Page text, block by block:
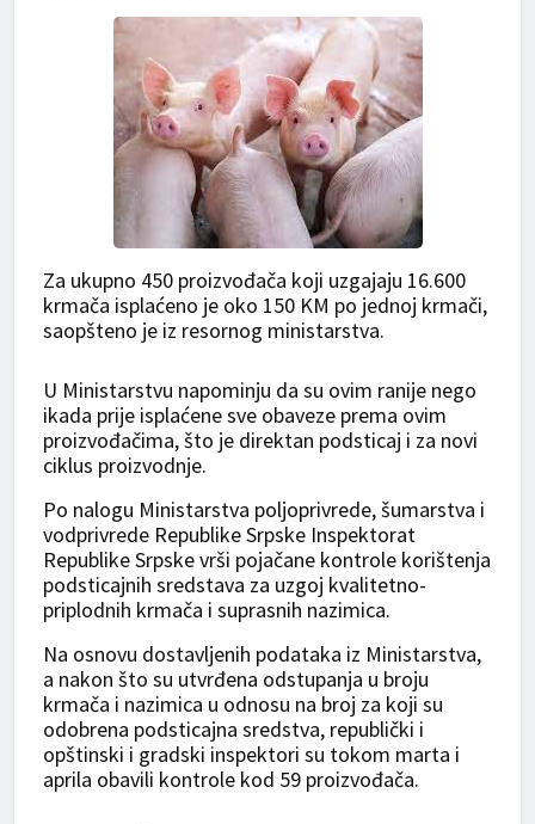
Za ukupno 450 proizvođača koji uzgajaju 16.600
krmača isplaćeno je oko 150 KM po jednoj krmači,
saopšteno je iz resornog ministarstva.
U Ministarstvu napominju da su ovim ranije nego
ikada prije isplaćene sve obaveze prema ovim
proizvođačima, što je direktan podsticaj i za novi
ciklus proizvodnje.
Po nalogu Ministarstva poljoprivrede, šumarstva i
vodprivrede Republike Srpske Inspektorat
Republike Srpske vrši pojačane kontrole korištenja
podsticajnih sredstava za uzgoj kvalitetno-
priplodnih krmača i suprasnih nazimica.
Na osnovu dostavljenih podataka iz Ministarstva,
a nakon što su utvrđena odstupanja u broju
krmača i nazimica u odnosu na broj za koji su
odobrena podsticajna sredstva, republički i
opštinski i gradski inspektori su tokom marta i
aprila obavili kontrole kod 59 proizvođača.